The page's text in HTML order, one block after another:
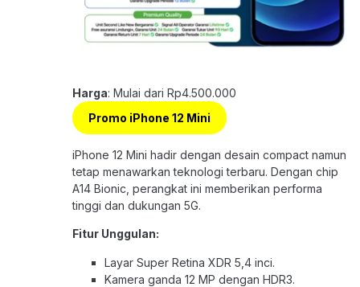
Harga: Mulai dari Rp4.500.000
Promo iPhone 12 Mini
iPhone 12 Mini hadir dengan desain compact namun
tetap menawarkan teknologi terbaru. Dengan chip
A14 Bionic, perangkat ini memberikan performa
tinggi dan dukungan 5G.
Fitur Unggulan:
Layar Super Retina XDR 5,4 inci.
Kamera ganda 12 MP dengan HDR3.